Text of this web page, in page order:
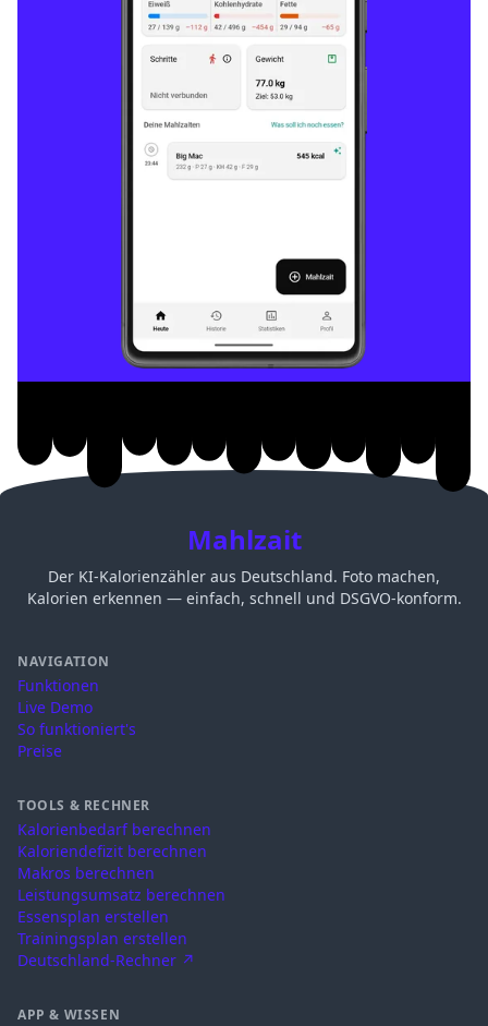
Mahlzait
Der KI-Kalorienzähler aus Deutschland. Foto machen,
Kalorien erkennen — einfach, schnell und DSGVO-konform.
NAVIGATION
Funktionen
Live Demo
So funktioniert's
Preise
TOOLS & RECHNER
Kalorienbedarf berechnen
Kaloriendefizit berechnen
Makros berechnen
Leistungsumsatz berechnen
Essensplan erstellen
Trainingsplan erstellen
Deutschland-Rechner ↗
APP & WISSEN